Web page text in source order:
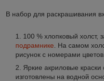
В набор для раскрашивания
100 % хлопковый холст,
подрамнике . На самом
рисунок с номерами цветов.
Яркие акриловые
изготовлены на водной